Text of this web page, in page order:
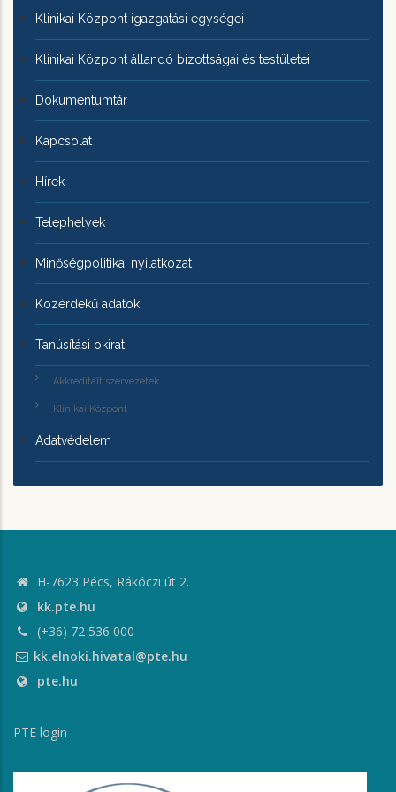
Klinikai Központ igazgatási egységei
Klinikai Központ állandó bizottságai és testületei
Dokumentumtár
Kapcsolat
Hírek
Telephelyek
Minőségpolitikai nyilatkozat
Közérdekű adatok
Tanúsítási okirat
Akkreditált szervezetek
Klinikai Központ
Adatvédelem
H-7623 Pécs, Rákóczi út 2.
kk.pte.hu
(+36) 72 536 000
kk.elnoki.hivatal@pte.hu
pte.hu
PTE login